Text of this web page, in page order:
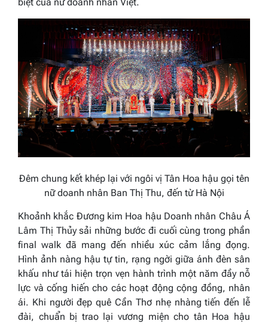
Đêm chung kết khép lại với ngôi vị Tân Hoa hậu gọi tên
nữ doanh nhân Ban Thị Thu, đến từ Hà Nội
Khoảnh khắc Đương kim Hoa hậu Doanh nhân Châu Á
Lâm Thị Thủy sải những bước đi cuối cùng trong phần
final walk đã mang đến nhiều xúc cảm lắng đọng.
Hình ảnh nàng hậu tự tin, rạng ngời giữa ánh đèn sân
khấu như tái hiện trọn vẹn hành trình một năm đầy nỗ
lực và cống hiến cho các hoạt động cộng đồng, nhân
ái. Khi người đẹp quê Cần Thơ nhẹ nhàng tiến đến lễ
đài, chuẩn bị trao lại vương miện cho tân Hoa hậu